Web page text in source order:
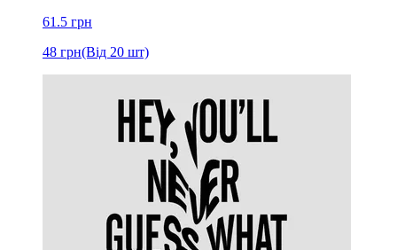
61.5 грн
48 грн(Від 20 шт)